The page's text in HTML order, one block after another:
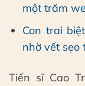
một trăm
Con trai
nhờ vết sẹo
Tiến sĩ Cao